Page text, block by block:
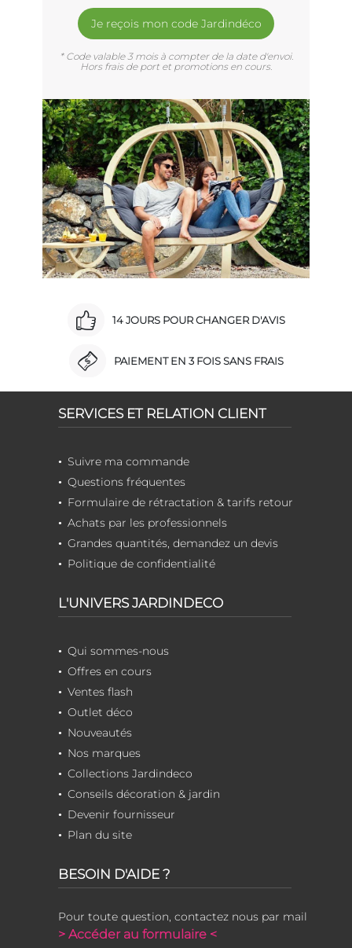
Je reçois mon code Jardindéco
* Code valable 3 mois à compter de la date d'envoi.
Hors frais de port et promotions en cours.
14 JOURS POUR CHANGER D'AVIS
PAIEMENT EN 3 FOIS SANS FRAIS
SERVICES ET RELATION CLIENT
Suivre ma commande
Questions fréquentes
Formulaire de rétractation & tarifs retour
Achats par les professionnels
Grandes quantités, demandez un devis
Politique de confidentialité
L'UNIVERS JARDINDECO
Qui sommes-nous
Offres en cours
Ventes flash
Outlet déco
Nouveautés
Nos marques
Collections Jardindeco
Conseils décoration & jardin
Devenir fournisseur
Plan du site
BESOIN D'AIDE ?
Pour toute question, contactez nous par mail
> Accéder au formulaire <